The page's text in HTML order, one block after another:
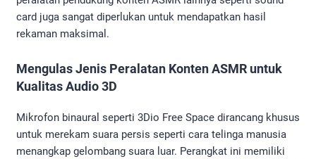
card juga sangat diperlukan untuk mendapatkan hasil
rekaman maksimal.
Mengulas Jenis Peralatan Konten ASMR untuk
Kualitas Audio 3D
Mikrofon binaural seperti 3Dio Free Space dirancang khusus
untuk merekam suara persis seperti cara telinga manusia
menangkap gelombang suara luar. Perangkat ini memiliki